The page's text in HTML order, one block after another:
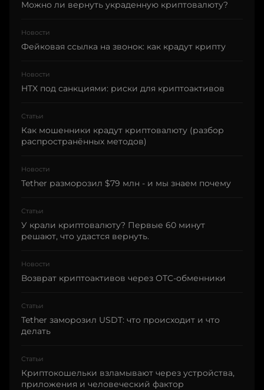
Можно ли вернуть украденную криптовалюту?
Новости
Фейковая ссылка на звонок: как крадут крипту
Новости
HTX под санкциями: риски для криптоактивов
Статьи
Как мошенники крадут криптовалюту (разбор
распространённых методов)
Новости
Tether разморозил $79 млн - и мы знаем почему
Статьи
У крали криптовалюту? Первые 60 минут
решают, что удастся вернуть.
Новости
Возврат криптоактивов через OTC-обменники
Статьи
Tether заморозил USDT: что происходит и что
делать
Статьи
Криптокошельки взламывают через устройства,
приложения и человеческий фактор